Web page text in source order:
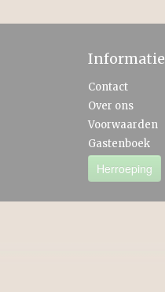
Informatie
Contact
Over ons
Voorwaarden
Gastenboek
Herroeping